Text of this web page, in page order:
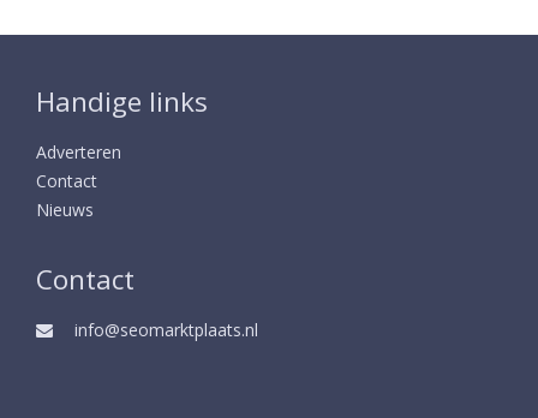
Handige links
Adverteren
Contact
Nieuws
Contact
info@seomarktplaats.nl